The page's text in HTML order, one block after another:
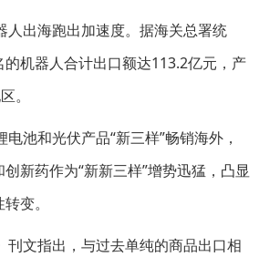
人出海跑出加速度。据海关总署统
机器人合计出口额达113.2亿元，产
。
池和光伏产品“新三样”畅销海外，
新药作为“新新三样”增势迅猛，凸显
变。
刊文指出，与过去单纯的商品出口相